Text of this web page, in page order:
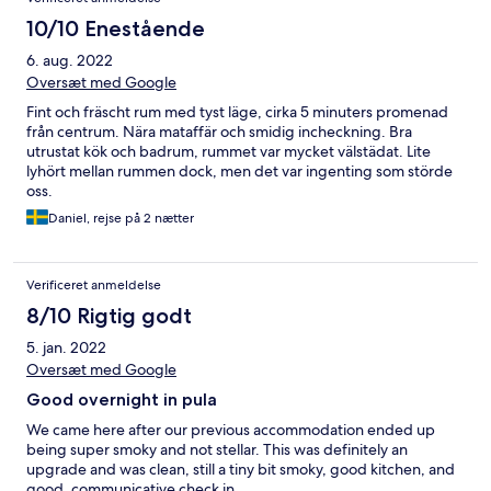
10/10 Enestående
6. aug. 2022
Oversæt med Google
Fint och fräscht rum med tyst läge, cirka 5 minuters promenad
från centrum. Nära mataffär och smidig incheckning. Bra
utrustat kök och badrum, rummet var mycket välstädat. Lite
lyhört mellan rummen dock, men det var ingenting som störde
oss.
Daniel, rejse på 2 nætter
Verificeret anmeldelse
8/10 Rigtig godt
5. jan. 2022
Oversæt med Google
Good overnight in pula
We came here after our previous accommodation ended up
being super smoky and not stellar. This was definitely an
upgrade and was clean, still a tiny bit smoky, good kitchen, and